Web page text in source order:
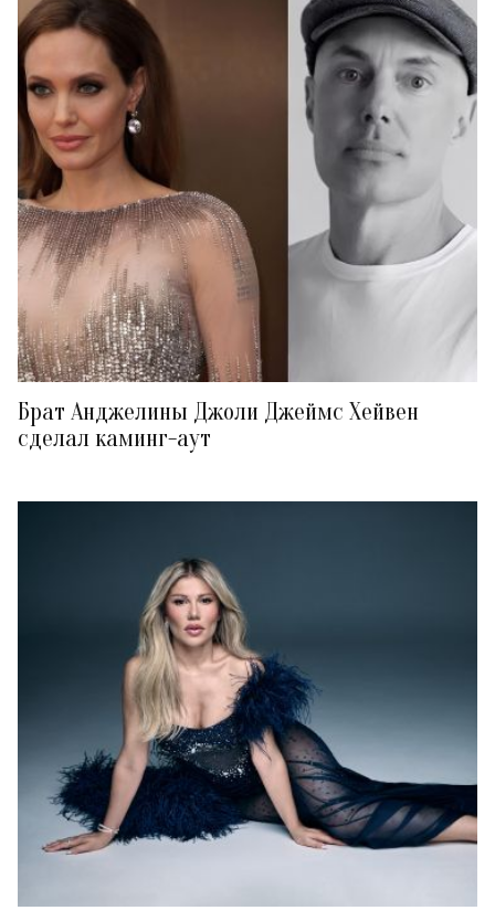
Брат Анджелины Джоли Джеймс Хейвен
сделал каминг-аут